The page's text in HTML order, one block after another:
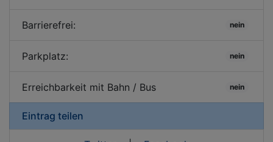
Barrierefrei: nein
Parkplatz: nein
Erreichbarkeit mit Bahn / Bus nein
Eintrag teilen